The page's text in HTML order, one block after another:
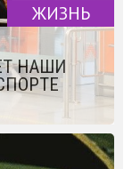
ЖИЗНЬ
НАШИ